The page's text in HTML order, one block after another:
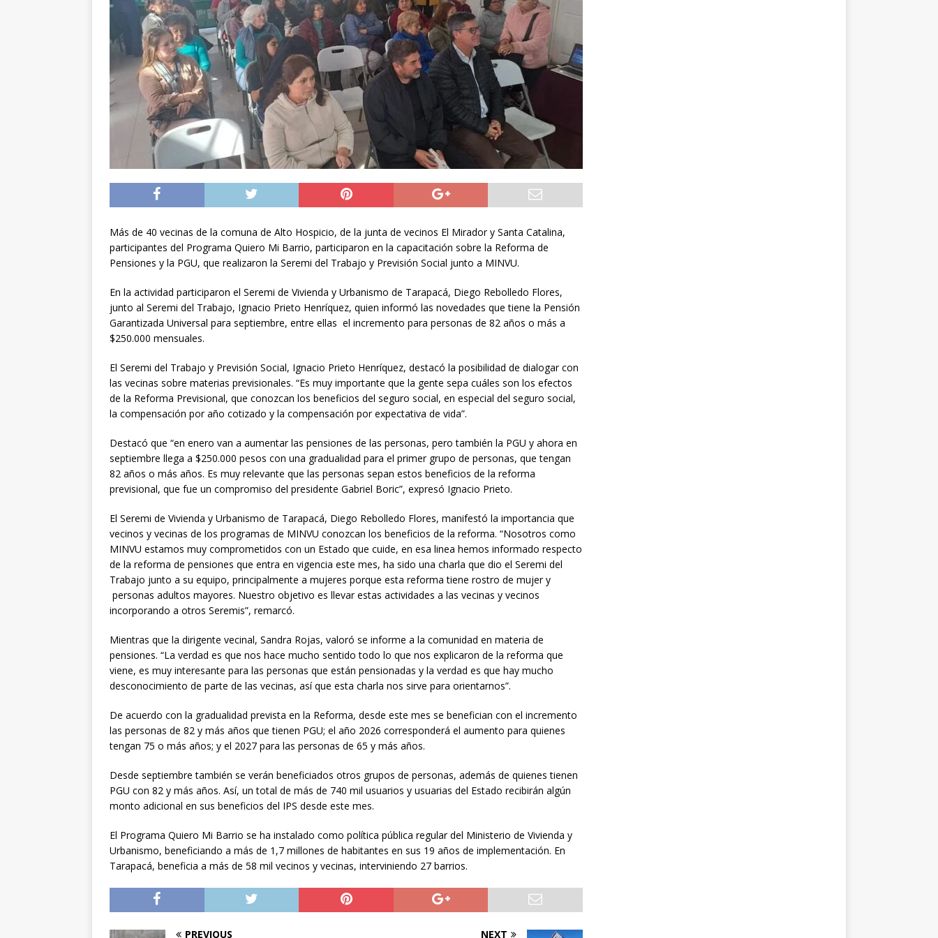
[ 07/08/2026 ] Chile y Venezuela reactivan oficialmente sus relaciones consulares tras
intercambio diplomático
NACIONAL
[ 07/08/2026 ] Qué se sabe del grave accidente vehicular que sufrió Nelson Tapia:
conducía en estado de ebriedad
DEPORTES
[ 08/08/2026 ]
Alerta preventiva para la Región de Tarapacá IQUIQUE
Más de 40 vecinas de la comuna de Alto Hospicio, de la junta de vecinos El Mirador y Santa Catalina,
participantes del Programa Quiero Mi Barrio, participaron en la capacitación sobre la Reforma de
Pensiones y la PGU, que realizaron la Seremi del Trabajo y Previsión Social junto a MINVU.
En la actividad participaron el Seremi de Vivienda y Urbanismo de Tarapacá, Diego Rebolledo Flores,
junto al Seremi del Trabajo, Ignacio Prieto Henríquez, quien informó las novedades que tiene la Pensión
Garantizada Universal para septiembre, entre ellas el incremento para personas de 82 años o más a
$250.000 mensuales.
El Seremi del Trabajo y Previsión Social, Ignacio Prieto Henríquez, destacó la posibilidad de dialogar con
las vecinas sobre materias previsionales. “Es muy importante que la gente sepa cuáles son los efectos
de la Reforma Previsional, que conozcan los beneficios del seguro social, en especial del seguro social,
la compensación por año cotizado y la compensación por expectativa de vida”.
Destacó que “en enero van a aumentar las pensiones de las personas, pero también la PGU y ahora en
septiembre llega a $250.000 pesos con una gradualidad para el primer grupo de personas, que tengan
82 años o más años. Es muy relevante que las personas sepan estos beneficios de la reforma
previsional, que fue un compromiso del presidente Gabriel Boric”, expresó Ignacio Prieto.
El Seremi de Vivienda y Urbanismo de Tarapacá, Diego Rebolledo Flores, manifestó la importancia que
vecinos y vecinas de los programas de MINVU conozcan los beneficios de la reforma. “Nosotros como
MINVU estamos muy comprometidos con un Estado que cuide, en esa linea hemos informado respecto
de la reforma de pensiones que entra en vigencia este mes, ha sido una charla que dio el Seremi del
Trabajo junto a su equipo, principalmente a mujeres porque esta reforma tiene rostro de mujer y
personas adultos mayores. Nuestro objetivo es llevar estas actividades a las vecinas y vecinos
incorporando a otros Seremis”, remarcó.
Mientras que la dirigente vecinal, Sandra Rojas, valoró se informe a la comunidad en materia de
pensiones. “La verdad es que nos hace mucho sentido todo lo que nos explicaron de la reforma que
viene, es muy interesante para las personas que están pensionadas y la verdad es que hay mucho
desconocimiento de parte de las vecinas, así que esta charla nos sirve para orientarnos”.
De acuerdo con la gradualidad prevista en la Reforma, desde este mes se benefician con el incremento
las personas de 82 y más años que tienen PGU; el año 2026 corresponderá el aumento para quienes
tengan 75 o más años; y el 2027 para las personas de 65 y más años.
Desde septiembre también se verán beneficiados otros grupos de personas, además de quienes tienen
PGU con 82 y más años. Así, un total de más de 740 mil usuarios y usuarias del Estado recibirán algún
monto adicional en sus beneficios del IPS desde este mes.
El Programa Quiero Mi Barrio se ha instalado como política pública regular del Ministerio de Vivienda y
Urbanismo, beneficiando a más de 1,7 millones de habitantes en sus 19 años de implementación. En
Tarapacá, beneficia a más de 58 mil vecinos y vecinas, interviniendo 27 barrios.
PREVIOUS NEXT